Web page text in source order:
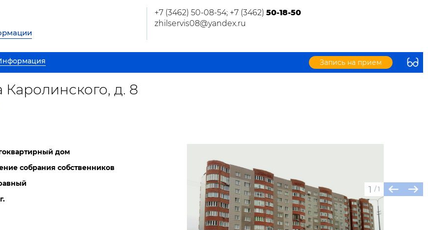
+7 (3462) 50-08-54; +7 (3462) 50-18-50
zhilservis08@yandex.ru
Запись на прием
д. 8
дом
собрания собственников
1 / 1